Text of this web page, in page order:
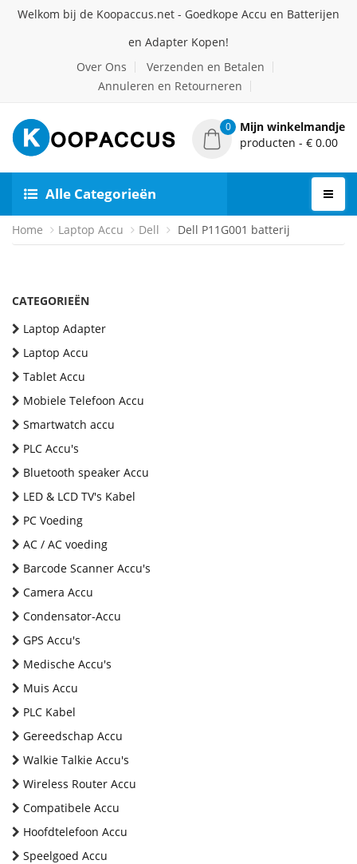
Welkom bij de Koopaccus.net - Goedkope Accu en Batterijen
en Adapter Kopen!
Over Ons
Verzenden en Betalen
Annuleren en Retourneren
0
Mijn winkelmandje
producten - € 0.00
Alle Categorieën
Home Laptop Accu Dell Dell P11G001 batterij
CATEGORIEËN
Laptop Adapter
Laptop Accu
Tablet Accu
Mobiele Telefoon Accu
Smartwatch accu
PLC Accu's
Bluetooth speaker Accu
LED & LCD TV's Kabel
PC Voeding
AC / AC voeding
Barcode Scanner Accu's
Camera Accu
Condensator-Accu
GPS Accu's
Medische Accu's
Muis Accu
PLC Kabel
Gereedschap Accu
Walkie Talkie Accu's
Wireless Router Accu
Compatibele Accu
Hoofdtelefoon Accu
Speelgoed Accu